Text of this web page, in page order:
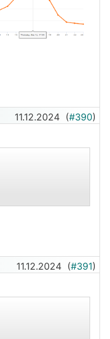
11.12.2024 (#390)
11.12.2024 (#391)